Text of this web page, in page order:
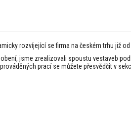
rozvíjející se firma na českém trhu již od
jsme zrealizovali spoustu vestaveb
prací se můžete přesvědčit v